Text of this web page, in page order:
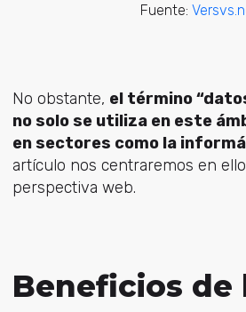
Fuente:
No obstante, el término
no solo se utiliza en este
en sectores como la
artículo nos centraremos en
perspectiva web.
Beneficios de